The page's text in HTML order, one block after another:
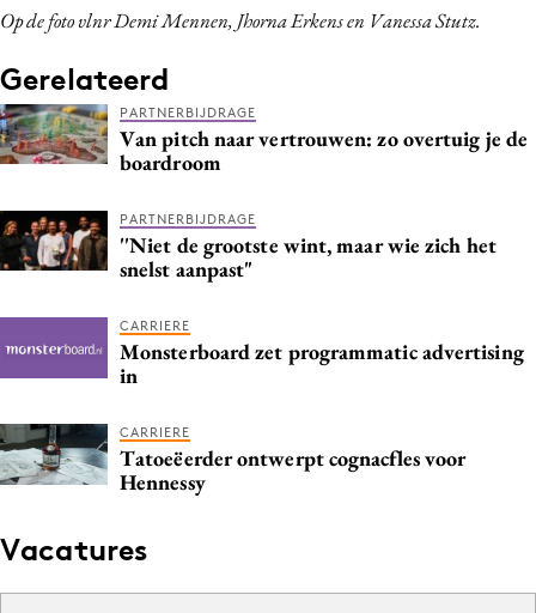
Reputatie & crisis
Op de foto vlnr Demi Mennen, Jhorna Erkens en Vanessa Stutz.
Gerelateerd
PARTNERBIJDRAGE
Van pitch naar vertrouwen: zo overtuig je de
boardroom
PARTNERBIJDRAGE
''Niet de grootste wint, maar wie zich het
snelst aanpast"
CARRIERE
Monsterboard zet programmatic advertising
in
CARRIERE
Tatoeëerder ontwerpt cognacfles voor
Hennessy
Vacatures